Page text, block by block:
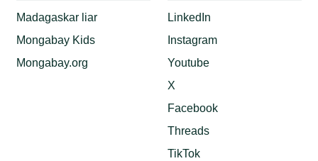
Madagaskar liar
Mongabay Kids
Mongabay.org
LinkedIn
Instagram
Youtube
X
Facebook
Threads
TikTok